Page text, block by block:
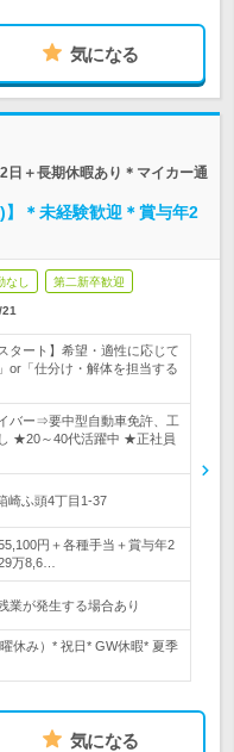
気になる
日＋長期休暇あり＊マイカー通
】＊未経験歓迎＊賞与年2
なし 第二新卒歓迎
タート】希望・適性に応じて
or「仕分け・解体を担当する
バー⇒要中型自動車免許、工
★20～40代活躍中 ★正社員
崎ふ頭4丁目1-37
円＋各種手当＋賞与年2
万8,6…
業が発生する場合あり
休み）* 祝日* GW休暇* 夏季
気になる